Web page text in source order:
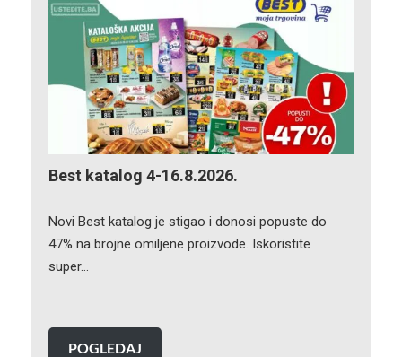
Best katalog 4-16.8.2026.
Novi Best katalog je stigao i donosi popuste do
47% na brojne omiljene proizvode. Iskoristite
super…
POGLEDAJ